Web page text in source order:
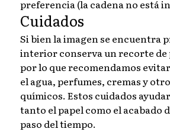
preferencia (la cadena no está
Cuidados
Si bien la imagen se encuentra
interior conserva un recorte de
por lo que recomendamos
el agua, perfumes, cremas y
químicos. Estos cuidados
tanto el papel como el acabado
paso del tiempo.